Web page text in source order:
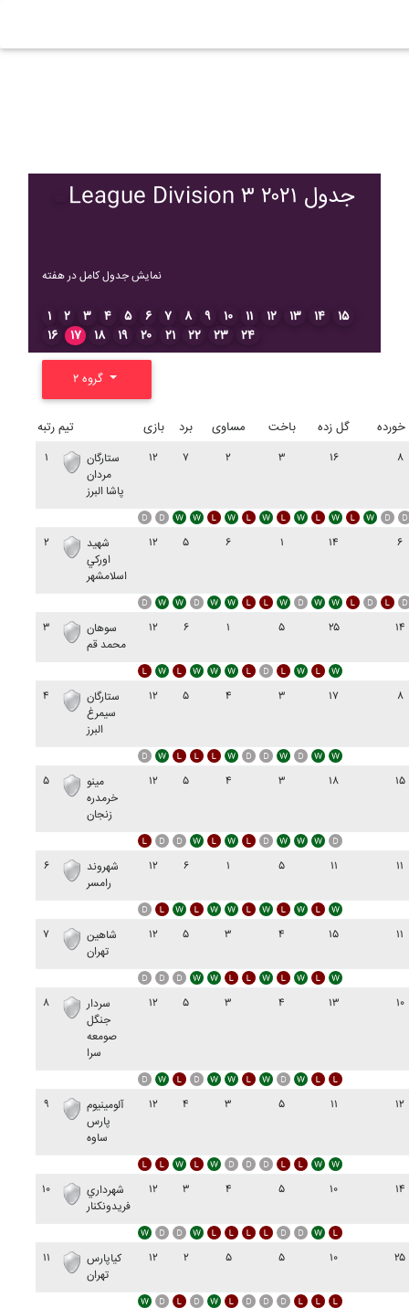
League Division ۳ ۲۰۲۱ جدول
نمایش جدول کامل در هفته
۱ ۲ ۳ ۴ ۵ ۶ ۷ ۸ ۹ ۱۰ ۱۱ ۱۲ ۱۳ ۱۴
۱۵
۱۶
۱۷ ۱۸ ۱۹ ۲۰ ۲۱ ۲۲ ۲۳ ۲۴
رتبه تیم بازی برد مساوی باخت گل زده
۱
ستارگان
مردان
پاشا البرز
۱۲ ۷ ۲ ۳ ۱۶ ۸
۲
شهيد
اورکي
اسلامشهر
۱۲ ۵ ۶ ۱ ۱۴ ۶
۳
سوهان
محمد قم
۱۲ ۶ ۱ ۵ ۲۵ ۱۴
۴
ستارگان
سيمرغ
البرز
۱۲ ۵ ۴ ۳ ۱۷ ۸
۵
مينو
خرمدره
زنجان
۱۲ ۵ ۴ ۳ ۱۸ ۱۵
۶
شهروند
رامسر
۱۲ ۶ ۱ ۵ ۱۱ ۱۱
۷
شاهين
تهران
۱۲ ۵ ۳ ۴ ۱۵ ۱۱
۸
سردار
جنگل
صومعه
سرا
۱۲ ۵ ۳ ۴ ۱۳ ۱۰
۹
آلومينيوم
پارس
ساوه
۱۲ ۴ ۳ ۵ ۱۱ ۱۲
۱۰
شهرداري
فريدونکنار
۱۲ ۳ ۴ ۵ ۱۰ ۱۴
۱۱
کياپارس
تهران
۱۲ ۲ ۵ ۵ ۱۰ ۲۵